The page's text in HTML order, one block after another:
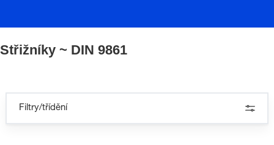
Střižníky ~ DIN 9861
Filtry/třídění